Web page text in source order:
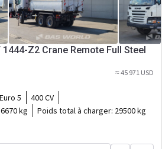
1444-Z2 Crane Remote Full Steel
≈ 45 971 USD
Euro 5
400 CV
kg Poids total à charger: 29500 kg